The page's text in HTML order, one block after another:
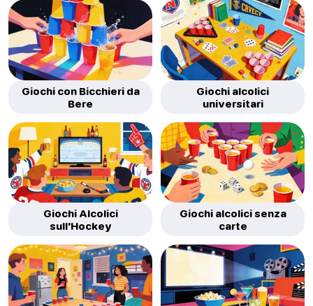
Giochi con Bicchieri da
Bere
Giochi alcolici
universitari
Giochi Alcolici
sull'Hockey
Giochi alcolici senza
carte